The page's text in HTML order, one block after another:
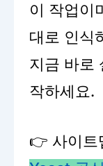
이 작업이
대로 인식
지금 바로
작하세요.
👉 사이트